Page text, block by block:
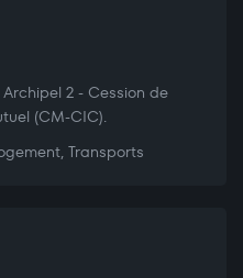
2 - Cession de
(CM-CIC).
Transports